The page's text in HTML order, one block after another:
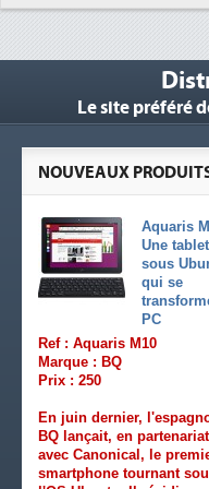
Le site préféré
NOUVEAUX
Aquaris
Une
sous
qui se
PC
Ref : Aquaris M10
Marque : BQ
Prix : 250
En juin dernier,
BQ lançait, en partenariat
avec Canonical, le
smartphone tournant